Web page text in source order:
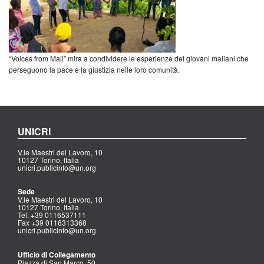
“Voices from Mali” mira a condividere le esperienze dei giovani maliani che
perseguono la pace e la giustizia nelle loro comunità.
UNICRI
V.le Maestri del Lavoro, 10
10127 Torino, Italia
unicri.publicinfo@un.org
Sede
V.le Maestri del Lavoro, 10
10127 Torino, Italia
Tel. +39 0116537111
Fax +39 0116313368
unicri.publicinfo@un.org
Ufficio di Collegamento